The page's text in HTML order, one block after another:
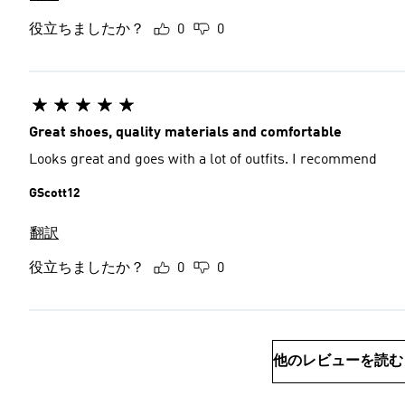
役立ちましたか？ 0 0
Great shoes, quality materials and comfortable
Looks great and goes with a lot of outfits. I recommend
GScott12
翻訳
役立ちましたか？ 0 0
他のレビューを読む